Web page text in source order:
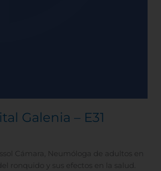
Galenia – E31
Cámara, Neumóloga de adultos en
ronquido y sus efectos en la salud.